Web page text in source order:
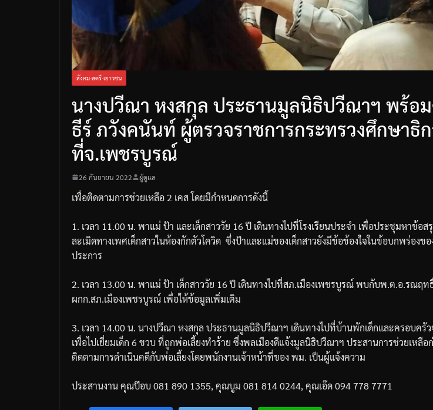
สังคม-สตรี-เยาวชน
นางปวีณา หงสกุล ประธานมูลนิธิปวีณาฯ พร้อ
ธีร์ ภวังคนันท์ ผู้ตรวจราชการกระทรวงศึกษาธิ
ที่จ.เพชรบูรณ์
26 กันยายน 2022 ผู้ดูแล
เพื่อติดตามการช่วยเหลือ 2 เคสโดยมีกำหนดการดังนี้
1. เวลา 11.00น. พาแม่ ป้า และเด็กสาววัย 16ปี เดินทางไปที่โรงเรียนประจำ เพื่อประชุมหาข้อส
ละเมิดทางเพศเด็กสาวในห้องกักตัวโควิด ซึ่งป้าและแม่ของเด็กสาวยังมีข้อข้องใจในข้อบกพร่องขอ
ประการ
2. เวลา 13.00น. พาแม่ ป้า เด็กสาววัย 16ปี เดินทางไปที่สภ.เมืองเพชรบูรณ์พบกับพ.ต.อ.รณฤท
ผกก.สภ.เมืองเพชรบูรณ์ เพื่อให้ข้อมูลเพิ่มเติม
3. เวลา 14.00น. นางปวีณา หงสกุล ประธานมูลนิธิปวีณาฯ เดินทางไปที่บ้านพักเด็กและครอบครั
เพื่อไปเยี่ยมเด็ก 6 ขวบที่ถูกพ่อเลี้ยงทำร้าย ซึ่งพลเมืองดีแจ้งมูลนิธิปวีณาฯ ประสานการช่วยเหลื
ติดตามการดำเนินคดีกับพ่อเลี้ยงโดยพนักงานเจ้าหน้าที่ของ พม. เป็นผู้แจ้งความ
ประสานงานคุณป๊อบ081 890 1355, คุณบูม 081 814 0244, คุณเอ๊ด094 778 7771